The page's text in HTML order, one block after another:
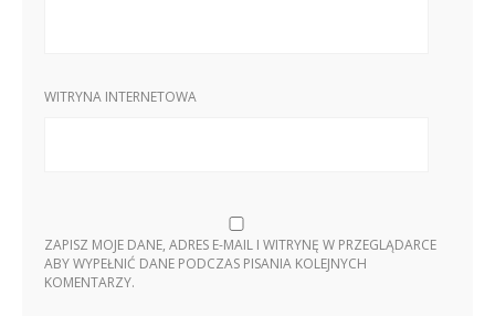
WITRYNA INTERNETOWA
ZAPISZ MOJE DANE, ADRES E-MAIL I WITRYNĘ W PRZEGLĄDARCE
ABY WYPEŁNIĆ DANE PODCZAS PISANIA KOLEJNYCH
KOMENTARZY.